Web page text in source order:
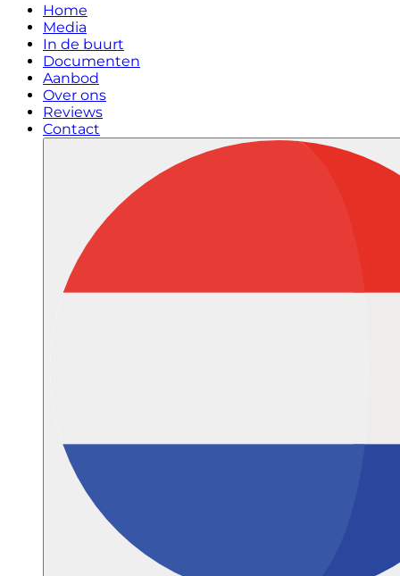
Home
Media
In de buurt
Documenten
Aanbod
Over ons
Reviews
Contact